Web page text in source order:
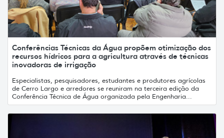
Conferências Técnicas da Água propõem otimização dos
recursos hídricos para a agricultura através de técnicas
inovadoras de irrigação
Especialistas, pesquisadores, estudantes e produtores agrícolas
de Cerro Largo e arredores se reuniram na terceira edição da
Conferência Técnica de Água organizada pela Engenharia...